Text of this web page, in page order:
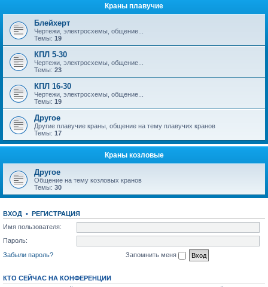
Краны плавучие
Блейхерт
Чертежи, электросхемы, общение...
Темы: 19
КПЛ 5-30
Чертежи, электросхемы, общение...
Темы: 23
КПЛ 16-30
Чертежи, электросхемы, общение...
Темы: 19
Другое
Другие плавучие краны, общение на тему плавучих кранов
Темы: 17
Краны козловые
Другое
Общение на тему козловых кранов
Темы: 30
ВХОД • РЕГИСТРАЦИЯ
Имя пользователя:
Пароль:
Забыли пароль?
Запомнить меня
КТО СЕЙЧАС НА КОНФЕРЕНЦИИ